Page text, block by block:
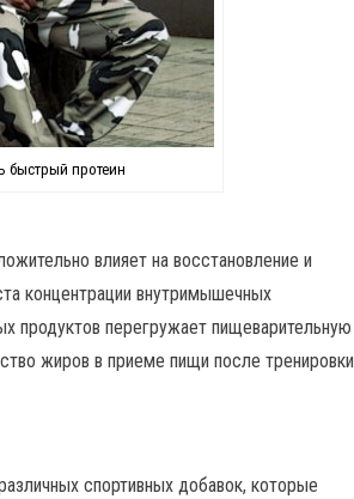
быстрый протеин
влияет на восстановление и
концентрации внутримышечных
продуктов перегружает пищеварительную
жиров в приеме пищи после тренировки
спортивных добавок, которые